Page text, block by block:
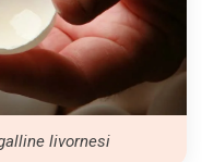
livornesi